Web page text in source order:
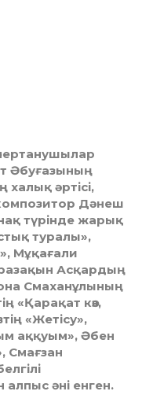
Әбуғазының
әртісі,
Дәнеш
түрінде жарық
туралы»,
Мұқағали
Асқардың
Смаханұлының
«Қарақат көз,
«Жетісу»,
аққуым», Әбен
Смағзан
әні енген.